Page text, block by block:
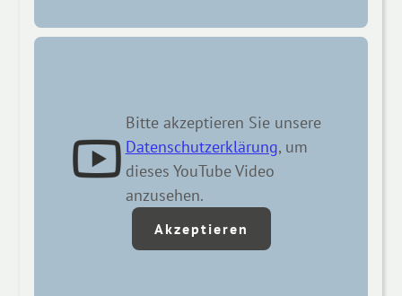
Bitte akzeptieren Sie unsere
Datenschutzerklärung, um
dieses YouTube Video
anzusehen.
Akzeptieren